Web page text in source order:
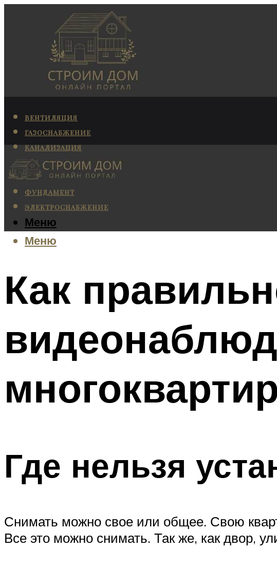
ВЕНТИЛЯЦИЯ
ГАЗОСНАБЖЕНИЕ
КАНАЛИЗАЦИЯ
КОНДИЦИОНИРОВАНИЕ
ОТОПЛЕНИЕ
ФУНДАМЕНТ
ЭЛЕКТРОСНАБЖЕНИЕ
Меню
Меню
Как
Где нельзя
Снимать можно свое или общее. Свою
Все это можно снимать. Так же, как двор,